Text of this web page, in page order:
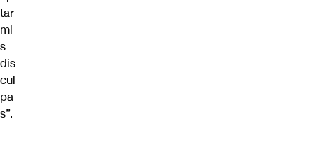
tar
mi
s
dis
cul
pa
s”.